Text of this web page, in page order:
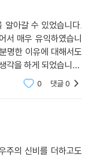
알아갈 수 있었습니다.
서 매우 유익하였습니
명한 이유에 대해서도
각을 하게 되었습니다.
게 됩니다.
0 댓글0
주의 신비를 더하고도